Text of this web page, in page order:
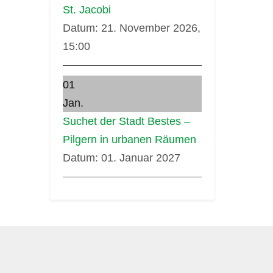
St. Jacobi
Datum: 21. November 2026,
15:00
01
Jan.
Suchet der Stadt Bestes –
Pilgern in urbanen Räumen
Datum: 01. Januar 2027